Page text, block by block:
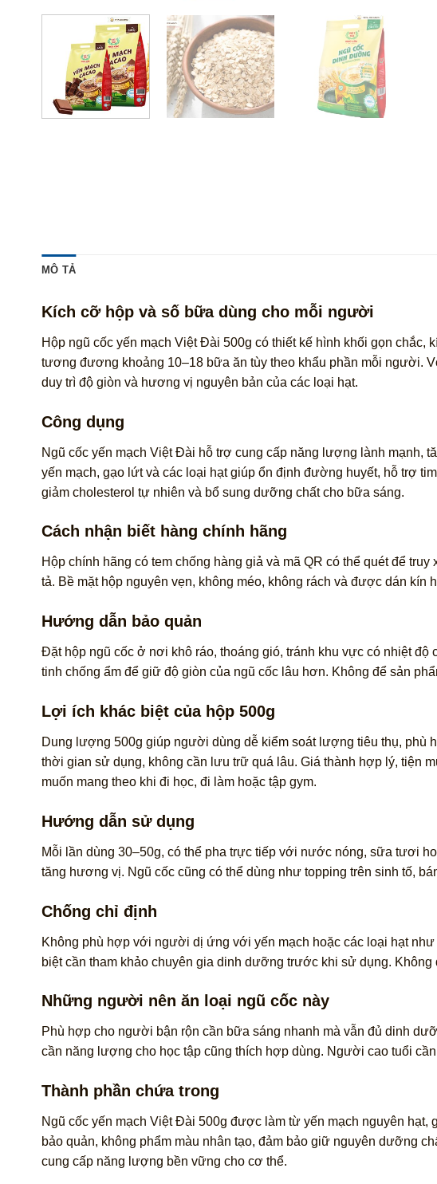
MÔ TẢ
Kích cỡ hộp và số bữa dùng cho mỗi người
Hộp ngũ cốc yến mạch Việt Đài 500g có thiết kế hình khối gọn
tương đương khoảng 10–18 bữa ăn tùy theo khẩu phần mỗi người.
duy trì độ giòn và hương vị nguyên bản của các loại hạt.
Công dụng
Ngũ cốc yến mạch Việt Đài hỗ trợ cung cấp năng lượng lành mạnh,
yến mạch, gạo lứt và các loại hạt giúp ổn định đường huyết, hỗ trợ
giảm cholesterol tự nhiên và bổ sung dưỡng chất cho bữa sáng.
Cách nhận biết hàng chính hãng
Hộp chính hãng có tem chống hàng giả và mã QR có thể quét để
tả. Bề mặt hộp nguyên vẹn, không méo, không rách và được dán
Hướng dẫn bảo quản
Đặt hộp ngũ cốc ở nơi khô ráo, thoáng gió, tránh khu vực có nhiệt
tinh chống ẩm để giữ độ giòn của ngũ cốc lâu hơn. Không để sản
Lợi ích khác biệt của hộp 500g
Dung lượng 500g giúp người dùng dễ kiểm soát lượng tiêu thụ, phù
thời gian sử dụng, không cần lưu trữ quá lâu. Giá thành hợp lý, tiện
muốn mang theo khi đi học, đi làm hoặc tập gym.
Hướng dẫn sử dụng
Mỗi lần dùng 30–50g, có thể pha trực tiếp với nước nóng, sữa tươi
tăng hương vị. Ngũ cốc cũng có thể dùng như topping trên sinh tố,
Chống chỉ định
Không phù hợp với người dị ứng với yến mạch hoặc các loại hạt
biệt cần tham khảo chuyên gia dinh dưỡng trước khi sử dụng.
Những người nên ăn loại ngũ cốc này
Phù hợp cho người bận rộn cần bữa sáng nhanh mà vẫn đủ dinh
cần năng lượng cho học tập cũng thích hợp dùng. Người cao tuổi
Thành phần chứa trong
Ngũ cốc yến mạch Việt Đài 500g được làm từ yến mạch nguyên
bảo quản, không phẩm màu nhân tạo, đảm bảo giữ nguyên dưỡng
cung cấp năng lượng bền vững cho cơ thể.